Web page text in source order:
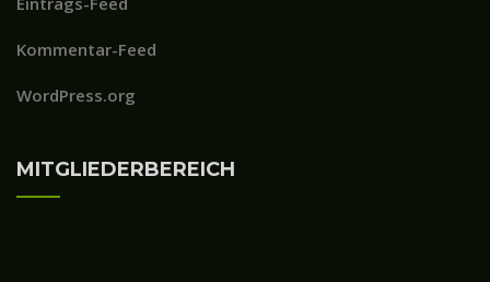
Kommentar-Feed
WordPress.org
MITGLIEDERBEREICH